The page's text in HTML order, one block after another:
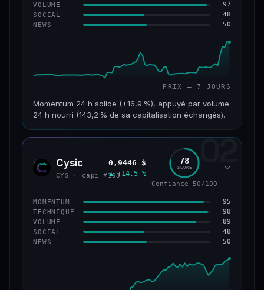
VOLUME 97
SOCIAL 48
NEWS 50
PRIX — 7 JOURS
Momentum 24 h solide (+16,9 %), appuyé par volume
24 h nourri (143,2 % de sa capitalisation échangés).
CAP. MARCHÉ VOLUME 24 H
VAR. 7 J VAR. 30 J
−10,2 %
VS ATH
−42,1 %
CONFIANCE 43/100
02
CYS Cysic
CYS · capi #193
0,9446 $
▲ +14,5 %
78
SCORE
Confiance 50/100
MOMENTUM 95
TECHNIQUE 98
VOLUME 89
SOCIAL 48
NEWS 50